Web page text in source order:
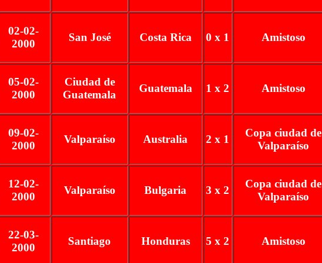
02-02-
2000
San José Costa Rica 0 x 1 Amistoso
05-02-
2000
Ciudad de
Guatemala
Guatemala 1 x 2 Amistoso
09-02-
2000
Valparaíso Australia 2 x 1
Copa ciudad de
Valparaíso
12-02-
2000
Valparaíso Bulgaria 3 x 2
Copa ciudad de
Valparaíso
22-03-
2000
Santiago Honduras 5 x 2 Amistoso